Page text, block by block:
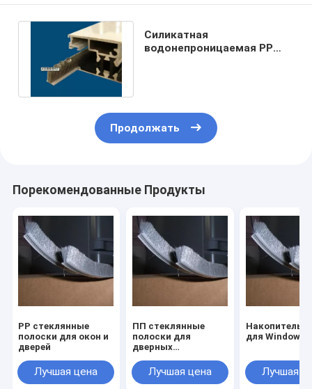
Силикатная
водонепроницаемая PP
Продолжать
Порекомендованные Продукты
PP стеклянные
полоски для окон и
дверей
Лучшая цена
ПП стеклянные
полоски для
дверных
Лучшая цена
Накопитель
для Windows
Лучшая